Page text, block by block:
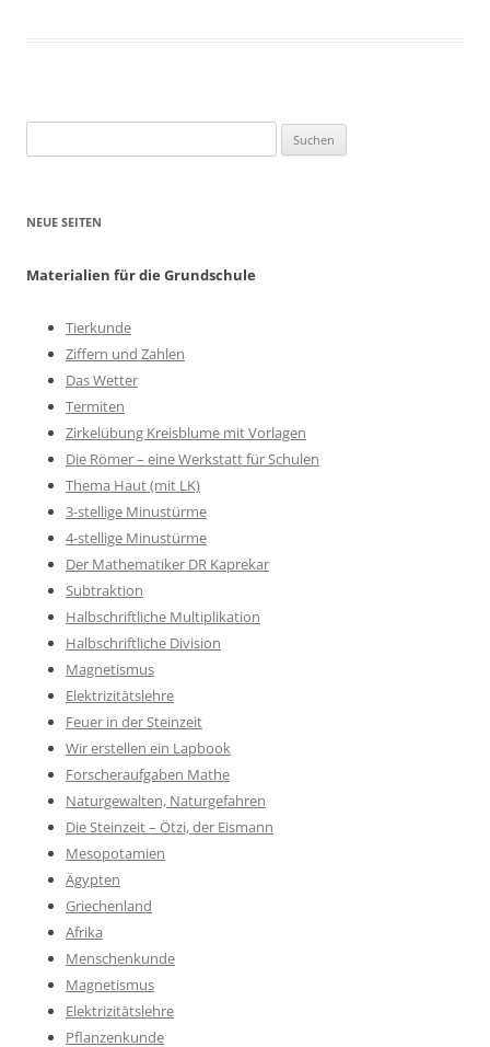
nach:
NEUE SEITEN
Materialien für die Grundschule
Tierkunde
Ziffern und Zahlen
Das Wetter
Termiten
Zirkelübung Kreisblume mit Vorlagen
Die Römer – eine Werkstatt für Schulen
Thema Haut (mit LK)
3-stellige Minustürme
4-stellige Minustürme
Der Mathematiker DR Kaprekar
Subtraktion
Halbschriftliche Multiplikation
Halbschriftliche Division
Magnetismus
Elektrizitätslehre
Feuer in der Steinzeit
Wir erstellen ein Lapbook
Forscheraufgaben Mathe
Naturgewalten, Naturgefahren
Die Steinzeit – Ötzi, der Eismann
Mesopotamien
Ägypten
Griechenland
Afrika
Menschenkunde
Magnetismus
Elektrizitätslehre
Pflanzenkunde